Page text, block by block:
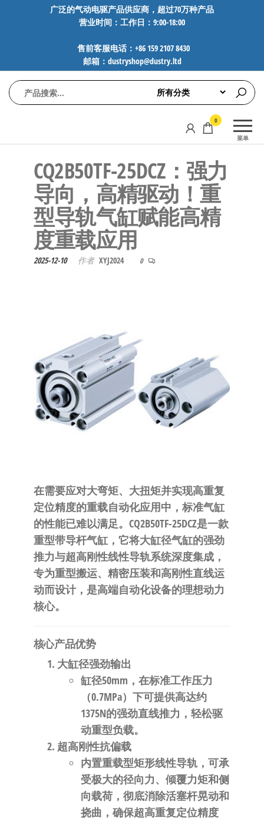
广泛的气动电驱产品供应商，超过70万种产品
营业时间：工作日：9:00-18:00
售前客服电话：+86 159 2107 8430
邮箱：dustryshop@dustry.ltd
动
FESTO、
AVENTICS等
品牌气动
元件，超
过88万种
工业自动
件，正品
保障，全
菜单
0
CQ2B50TF-25DCZ：强力
导向，高精驱动！重
型导轨气缸赋能高精
度重载应用
2025-12-10 作者 XYJ2024 0
在需要应对大弯矩、大扭矩并实现高重复
定位精度的重载自动化应用中，标准气缸
的性能已难以满足。CQ2B50TF-25DCZ是一款
重型带导杆气缸，它将大缸径气缸的强劲
推力与超高刚性线性导轨系统深度集成，
专为重型搬运、精密压装和高刚性直线运
动而设计，是高端自动化设备的理想动力
核心。
核心产品优势
大缸径强劲输出
缸径50mm，在标准工作压力
（0.7MPa）下可提供高达约
1375N的强劲直线推力，轻松驱
动重型负载。
超高刚性抗偏载
内置重载型矩形线性导轨，可承
受极大的径向力、倾覆力矩和侧
向载荷， 彻底消除活塞杆晃动和
挠曲 ，确保超高重复定位精度